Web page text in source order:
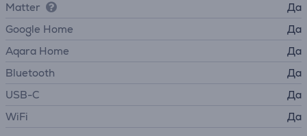
Matter
Да
Google Home
Да
Aqara Home
Да
Bluetooth
Да
USB-C
Да
WiFi
Да